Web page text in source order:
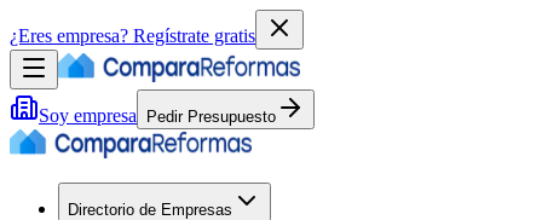
¿Eres empresa? Regístrate gratis
Soy empresa Pedir Presupuesto
Directorio de Empresas